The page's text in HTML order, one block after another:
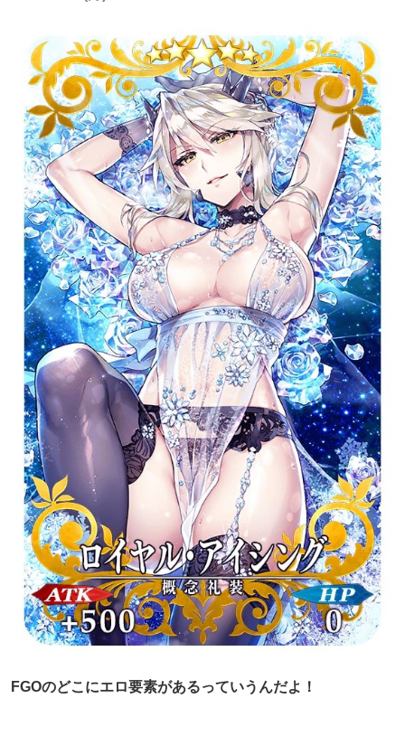
FGOのどこにエロ要素があるっていうんだよ！